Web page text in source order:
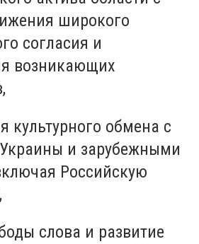
широкого
согласия и
возникающих
культурного обмена с
и зарубежными
Российскую
слова и развитие